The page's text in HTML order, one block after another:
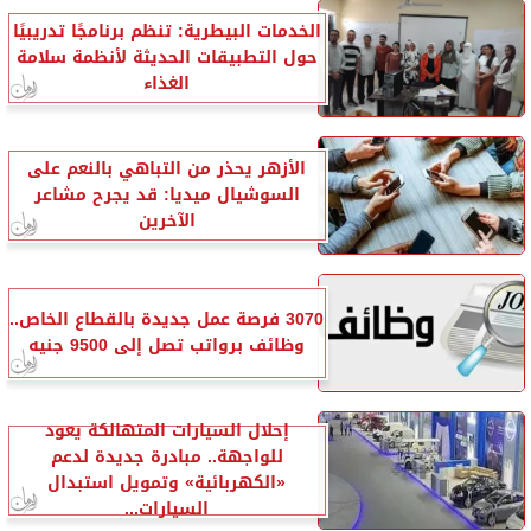
الخدمات البيطرية: تنظم برنامجًا تدريبيًا
حول التطبيقات الحديثة لأنظمة سلامة
الغذاء
الأزهر يحذر من التباهي بالنعم على
السوشيال ميديا: قد يجرح مشاعر
الآخرين
3070 فرصة عمل جديدة بالقطاع الخاص..
وظائف برواتب تصل إلى 9500 جنيه
إحلال السيارات المتهالكة يعود
للواجهة.. مبادرة جديدة لدعم
«الكهربائية» وتمويل استبدال
السيارات...